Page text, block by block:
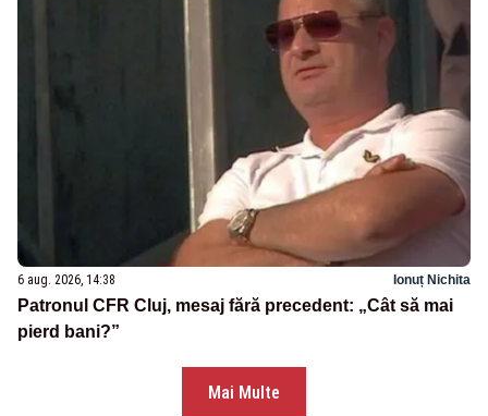
6 aug. 2026, 14:38 Ionuț Nichita
Patronul CFR Cluj, mesaj fără precedent: „Cât să mai
pierd bani?”
Mai Multe